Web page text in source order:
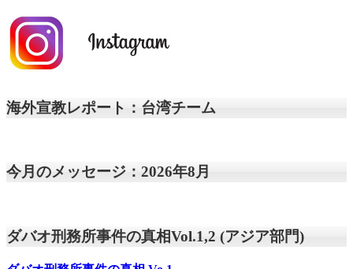
海外宣教レポート：台湾チーム
今月のメッセージ：2026年8月
ダバオ刑務所事件の真相Vol.1,2 (アジア部門)